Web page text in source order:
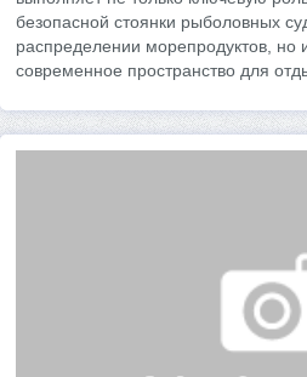
безопасной стоянки рыболовных
распределении морепродуктов, но
современное пространство для